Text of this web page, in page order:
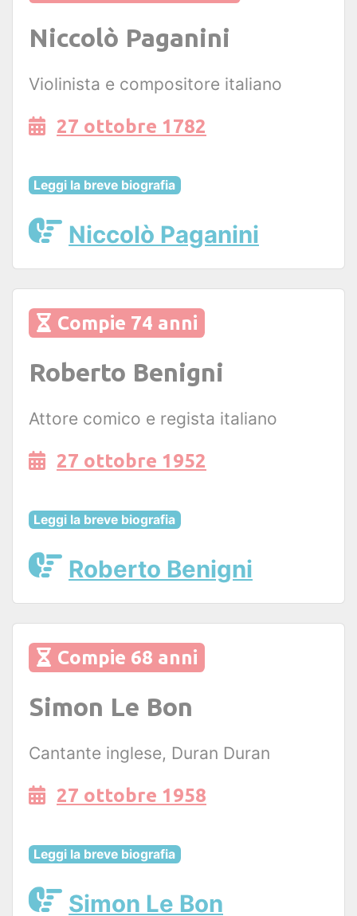
Niccolò Paganini
Violinista e compositore italiano
27 ottobre 1782
Leggi la breve biografia
Niccolò Paganini
Compie 74 anni
Roberto Benigni
Attore comico e regista italiano
27 ottobre 1952
Leggi la breve biografia
Roberto Benigni
Compie 68 anni
Simon Le Bon
Cantante inglese, Duran Duran
27 ottobre 1958
Leggi la breve biografia
Simon Le Bon